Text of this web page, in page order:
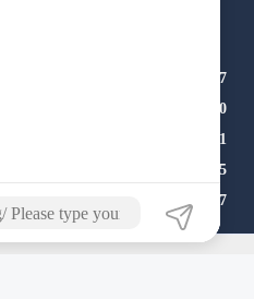
167
32.516.720
1.781
1.005
1.917